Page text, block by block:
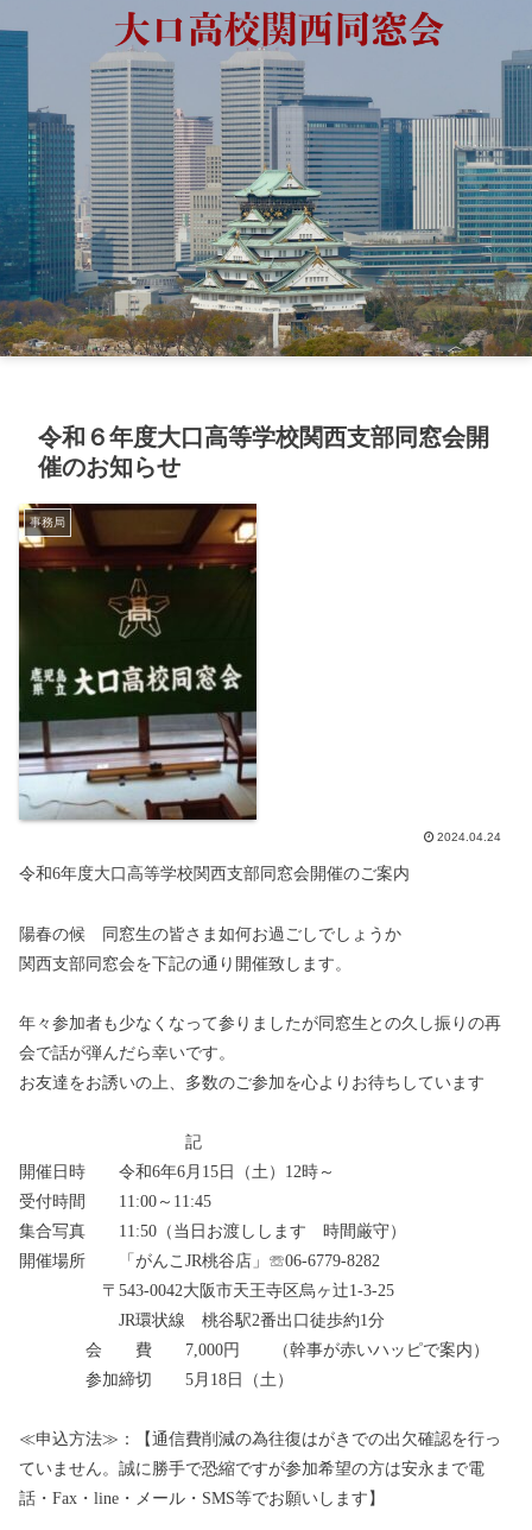
令和６年度大口高等学校関西支部同窓会開
催のお知らせ
事務局
2024.04.24
令和6年度大口高等学校関西支部同窓会開催のご案内
陽春の候 同窓生の皆さま如何お過ごしでしょうか
関西支部同窓会を下記の通り開催致します。
年々参加者も少なくなって参りましたが同窓生との久し振りの再
会で話が弾んだら幸いです。
お友達をお誘いの上、多数のご参加を心よりお待ちしています
記
開催日時 令和6年6月15日（土）12時～
受付時間 11:00～11:45
集合写真 11:50（当日お渡しします 時間厳守）
開催場所 「がんこJR桃谷店」☏06-6779-8282
〒543-0042大阪市天王寺区烏ヶ辻1-3-25
JR環状線 桃谷駅2番出口徒歩約1分
会 費 7,000円 （幹事が赤いハッピで案内）
参加締切 5月18日（土）
≪申込方法≫：
【通信費削減の為往復はがきでの出欠確認を行っ
ていません。誠に勝手で恐縮ですが参加希望の方は安永まで電
話・Fax・line・メール・SMS等でお願いします】